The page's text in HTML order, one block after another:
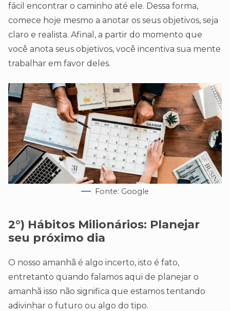
fácil encontrar o caminho até ele. Dessa forma,
comece hoje mesmo a anotar os seus objetivos, seja
claro e realista. Afinal, a partir do momento que
você anota seus objetivos, você incentiva sua mente
trabalhar em favor deles.
Fonte: Google
2°) Hábitos Milionários: Planejar
seu próximo dia
O nosso amanhã é algo incerto, isto é fato,
entretanto quando falamos aqui de planejar o
amanhã isso não significa que estamos tentando
adivinhar o futuro ou algo do tipo.